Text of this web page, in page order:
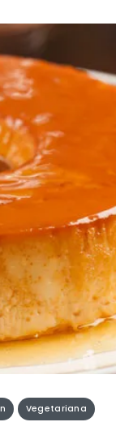
Vegetariana